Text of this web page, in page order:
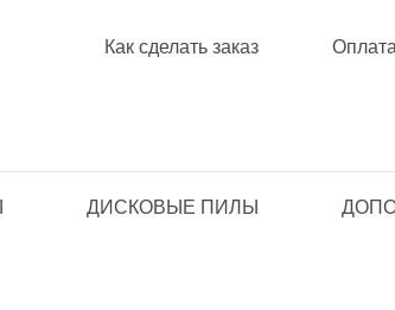
Оплата
Как сделать заказ
ДИСКОВЫЕ ПИЛЫ